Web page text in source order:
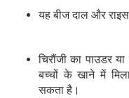
यह बीज दाल और
चिरौंजी का पाउडर
बच्चों के खाने में
सकता है।